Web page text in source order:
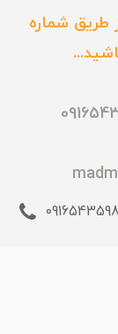
طریق شماره